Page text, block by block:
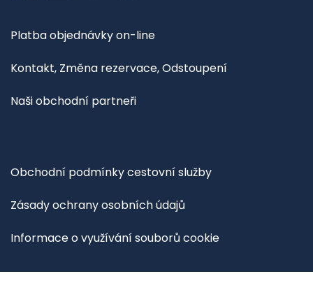
Platba objednávky on-line
Kontakt, Změna rezervace, Odstoupení
Naši obchodní partneři
Obchodní podmínky cestovní služby
Zásady ochrany osobních údajů
Informace o využívání souborů cookie